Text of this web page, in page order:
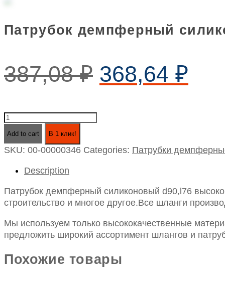
Патрубок демпферный
387,08₽ 368,64 ₽
Патрубок
d90,l76
Add to cart В 1 клик!
SKU: 00-00000346 Categories: Патрубки
Description
Патрубок демпферный силиконовый d90,l76
строительство и многое другое.Все шланги
Мы используем только высококачественные
предложить широкий ассортимент шлангов и
Похожие товары